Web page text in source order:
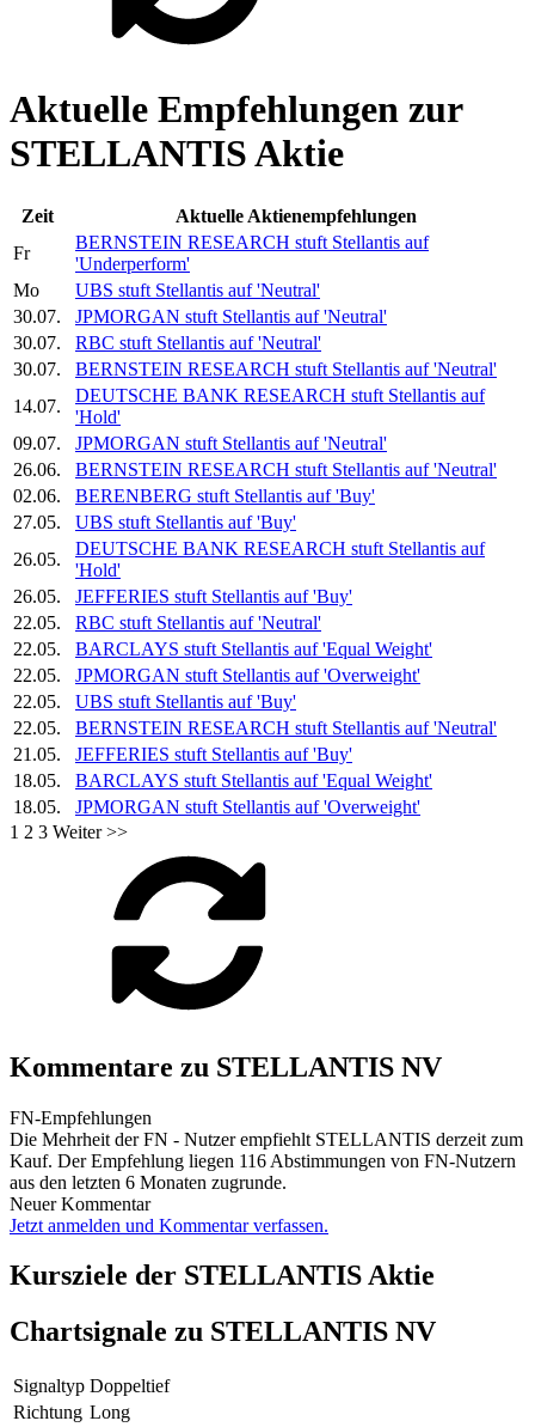
Aktuelle Empfehlungen zur
STELLANTIS Aktie
Zeit
Aktuelle Aktienempfehlungen
Fr
BERNSTEIN RESEARCH stuft Stellantis auf
'Underperform'
Mo
UBS stuft Stellantis auf 'Neutral'
30.07.
JPMORGAN stuft Stellantis auf 'Neutral'
30.07.
RBC stuft Stellantis auf 'Neutral'
30.07.
BERNSTEIN RESEARCH stuft Stellantis auf 'Neutral'
14.07.
DEUTSCHE BANK RESEARCH stuft Stellantis auf
'Hold'
09.07.
JPMORGAN stuft Stellantis auf 'Neutral'
26.06.
BERNSTEIN RESEARCH stuft Stellantis auf 'Neutral'
02.06.
BERENBERG stuft Stellantis auf 'Buy'
27.05.
UBS stuft Stellantis auf 'Buy'
26.05.
DEUTSCHE BANK RESEARCH stuft Stellantis auf
'Hold'
26.05.
JEFFERIES stuft Stellantis auf 'Buy'
22.05.
RBC stuft Stellantis auf 'Neutral'
22.05.
BARCLAYS stuft Stellantis auf 'Equal Weight'
22.05.
JPMORGAN stuft Stellantis auf 'Overweight'
22.05.
UBS stuft Stellantis auf 'Buy'
22.05.
BERNSTEIN RESEARCH stuft Stellantis auf 'Neutral'
21.05.
JEFFERIES stuft Stellantis auf 'Buy'
18.05.
BARCLAYS stuft Stellantis auf 'Equal Weight'
18.05.
JPMORGAN stuft Stellantis auf 'Overweight'
1 2 3 Weiter >>
Kommentare zu STELLANTIS NV
FN-Empfehlungen
Die Mehrheit der FN - Nutzer empfiehlt STELLANTIS derzeit zum
Kauf. Der Empfehlung liegen 116 Abstimmungen von FN-Nutzern
aus den letzten 6 Monaten zugrunde.
Neuer Kommentar
Jetzt anmelden und Kommentar verfassen.
Kursziele der STELLANTIS Aktie
Chartsignale zu STELLANTIS NV
Signaltyp Doppeltief
Richtung Long